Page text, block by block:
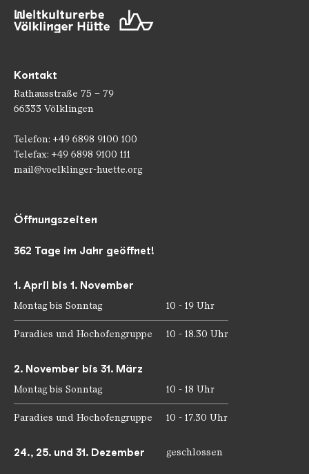
Kontakt
Rathausstraße 75 – 79
66333 Völklingen
Telefon: +49 6898 9100 100
Telefax: +49 6898 9100 111
mail@voelklinger-huette.org
Öffnungszeiten
362 Tage im Jahr geöffnet!
1. April bis 1. November
Montag bis Sonntag 10 - 19 Uhr
Paradies und Hochofengruppe 10 - 18.30 Uhr
2. November bis 31. März
Montag bis Sonntag 10 - 18 Uhr
Paradies und Hochofengruppe 10 - 17.30 Uhr
24., 25. und 31. Dezember geschlossen